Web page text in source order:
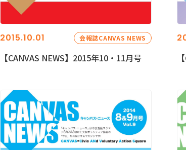
2015.10.01 会報誌CANVAS NEWS
【CANVAS NEWS】2015年10・11月号